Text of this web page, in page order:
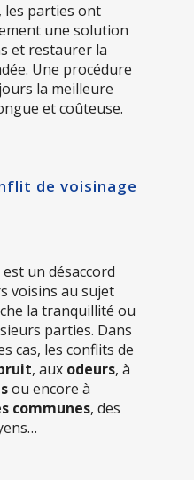
les parties ont
une solution
et restaurer la
Une procédure
la meilleure
et coûteuse.
de voisinage
un désaccord
voisins au sujet
la tranquillité ou
parties. Dans
cas, les conflits de
, aux odeurs, à
ou encore à
communes, des